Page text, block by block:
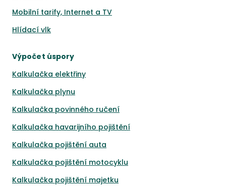
Mobilní tarify, Internet a TV
Hlídací vlk
Výpočet úspory
Kalkulačka elektřiny
Kalkulačka plynu
Kalkulačka povinného ručení
Kalkulačka havarijního pojištění
Kalkulačka pojištění auta
Kalkulačka pojištění motocyklu
Kalkulačka pojištění majetku